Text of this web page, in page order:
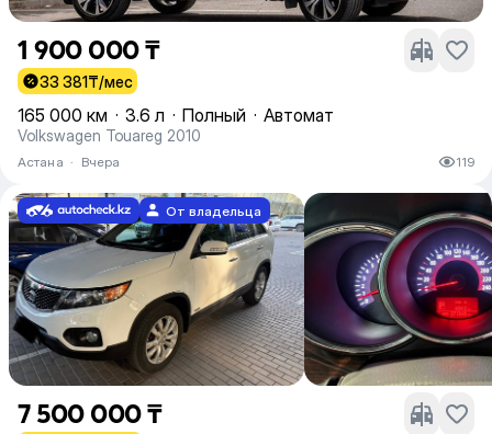
1 900 000 ₸
33 381₸/мес
165 000 км · 3.6 л · Полный · Автомат
Volkswagen Touareg 2010
Астана · Вчера 119
От владельца
7 500 000 ₸